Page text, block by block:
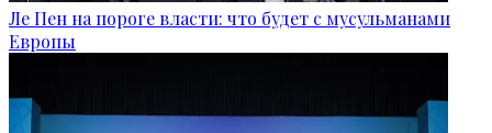
Ле Пен на пороге власти: что будет с мусульманами
Европы